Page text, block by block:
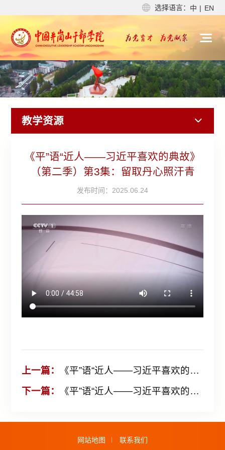
选择语言： 中 | EN
教学资源
《平”语“近人——习近平喜欢的典故》
（第二季）第3集：留取丹心照汗青
发布时间：2025.06.24
上一篇：
《平”语“近人——习近平喜欢的典故》（第二季）第2集：胜寸心者胜苍穹
下一篇：
《平”语“近人——习近平喜欢的典故》（第二季）第4集：为官避事平生耻
网站地图 联系我们